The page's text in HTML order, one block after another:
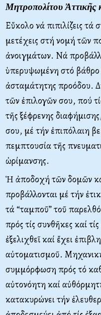
Μητροπολίτου
Εὔκολο νά πιπιλίζεις
μετέχεις στή νομή τῶν
ἀνοιγμάτων. Νά
ὑπερυψωμένη στό βάθρο
ἀσταμάτητης προόδου.
τῶν ἐπιλογῶν σου, πού
τῆς ξέφρενης
σου, μέ τήν ἐπιπόλαιη
πεμπτουσία τῆς
ὡρίμανσης.
Ἡ ἀποδοχή τῶν δομῶν
προβάλλονται μέ τήν
τά “ταμποῦ” τοῦ
πρός τίς συνθῆκες καί
ἐξελιχθεῖ καί ἔχει
αὐτοματισμοῦ.
συμμόρφωση πρός τό
αὐτονόητη καί
κατακυρώνει τήν